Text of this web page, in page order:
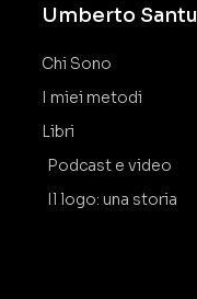
Umberto
Chi Sono
I miei metodi
Libri
Podcast e video
Il logo: una storia